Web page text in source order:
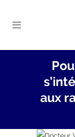
aux